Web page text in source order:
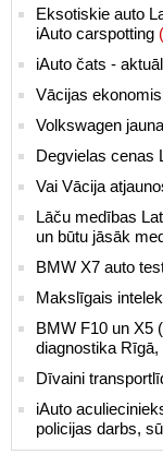
Eksotiskie auto
iAuto carspotting
iAuto čats -
Vācijas
Volkswagen
Degvielas cenas
Vai Vācija
Lāču medības
un būtu jāsāk
BMW X7 auto
Makslīgais
BMW F10 un X5
diagnostika
Dīvaini
iAuto
policijas darbs,